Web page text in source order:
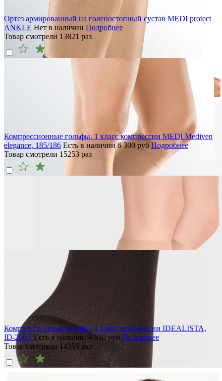
Ортез армированный на голеностопный сустав MEDI protect
ANKLE Нет в наличии Подробнее
Товар смотрели 13821 раз
Компрессионные гольфы, 1 класс компрессии MEDI Mediven
elegance, 185/186 Есть в наличии 6 300 руб Подробнее
Товар смотрели 15253 раз
Компрессионные гольфы, 1 класс компрессии IDEALISTA,
ID-200TЕсть в наличии 4 610руб Подробнее
Товар смотрели14356 раз